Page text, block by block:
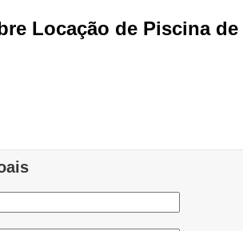
Locação de Piscina